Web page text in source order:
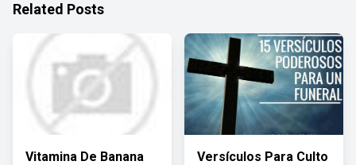
Related Posts
Vitamina De Banana
Versículos Para Culto